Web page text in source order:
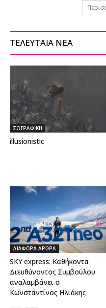
ΤΕΛΕΥΤΑΙΑ ΝΕΑ
ΖΩΓΡΑΦΙΚΗ
illusionistic
ΔΙΑΦΟΡΑ ΑΡΘΡΑ
SKY express: Καθήκοντα
Διευθύνοντος Συμβούλου
αναλαμβάνει ο
Κωνσταντίνος Ηλιάκης